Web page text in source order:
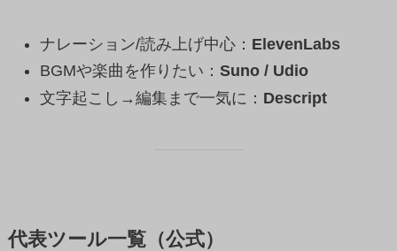
ナレーション/読み上げ中心： ElevenLabs
BGMや楽曲を作りたい： Suno / Udio
文字起こし→編集まで一気に： Descript
代表ツール一覧（公式）